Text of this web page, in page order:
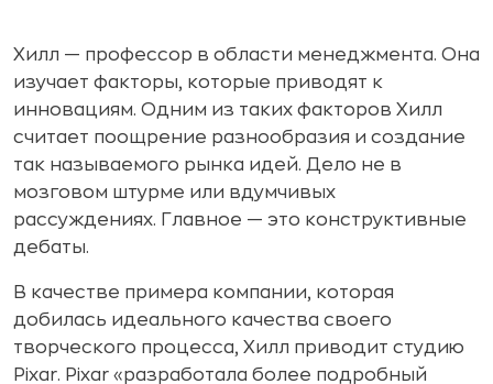
Хилл — профессор в области менеджмента. Она
изучает факторы, которые приводят к
инновациям. Одним из таких факторов Хилл
считает поощрение разнообразия и создание
так называемого рынка идей. Дело не в
мозговом штурме или вдумчивых
рассуждениях. Главное — это конструктивные
дебаты.
В качестве примера компании, которая
добилась идеального качества своего
творческого процесса, Хилл приводит студию
Pixar. Pixar «разработала более подробный